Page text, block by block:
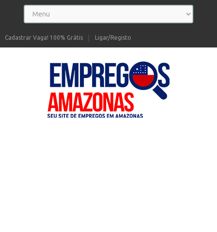
Ligar/Registo
Cadastrar Vaga! 100% Grátis